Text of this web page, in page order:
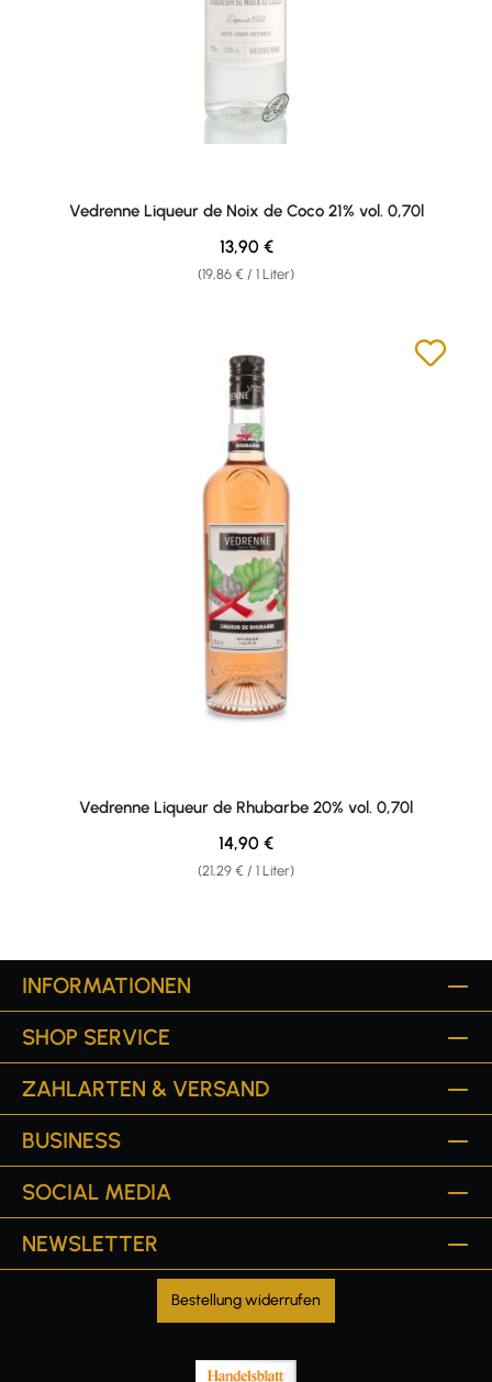
Vedrenne Liqueur de Noix de Coco 21% vol. 0,70l
(19,86 € / 1 Liter)
Regulärer Preis:
13,90 €
Vedrenne Liqueur de Rhubarbe 20% vol. 0,70l
(21,29 € / 1 Liter)
Regulärer Preis:
14,90 €
INFORMATIONEN
SHOP SERVICE
ZAHLARTEN & VERSAND
BUSINESS
SOCIAL MEDIA
NEWSLETTER
Bestellung widerrufen